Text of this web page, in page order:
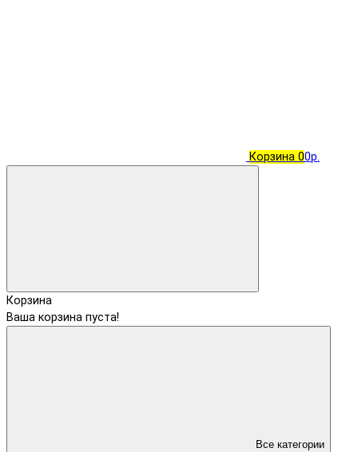
Корзина 00р.
Корзина
Ваша корзина пуста!
Все категории